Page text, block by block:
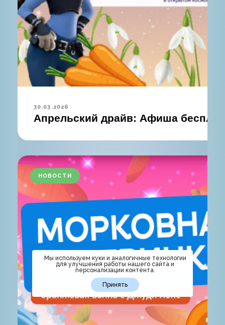
30.03.2026
Апрельский драйв: Афиша
НОВОСТИ
Мы используем куки и аналогичные технологии
для улучшения работы нашего сайта и
персонализации контента.
Принять